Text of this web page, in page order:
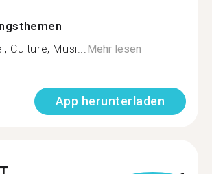
Culture, Musi...Mehr lesen
App herunterladen